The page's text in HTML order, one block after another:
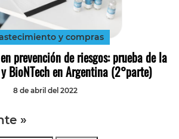
y compras
prevención de riesgos: prueba de la
BioNTech en Argentina (2°parte)
8 de abril del 2022
»